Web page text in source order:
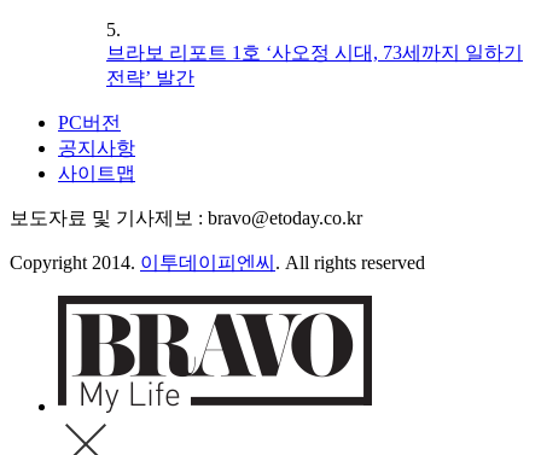
5.
브라보 리포트 1호 ‘사오정 시대, 73세까지 일하기
전략’ 발간
PC버전
공지사항
사이트맵
보도자료 및 기사제보 : bravo@etoday.co.kr
Copyright 2014. 이투데이피엔씨 . All rights reserved